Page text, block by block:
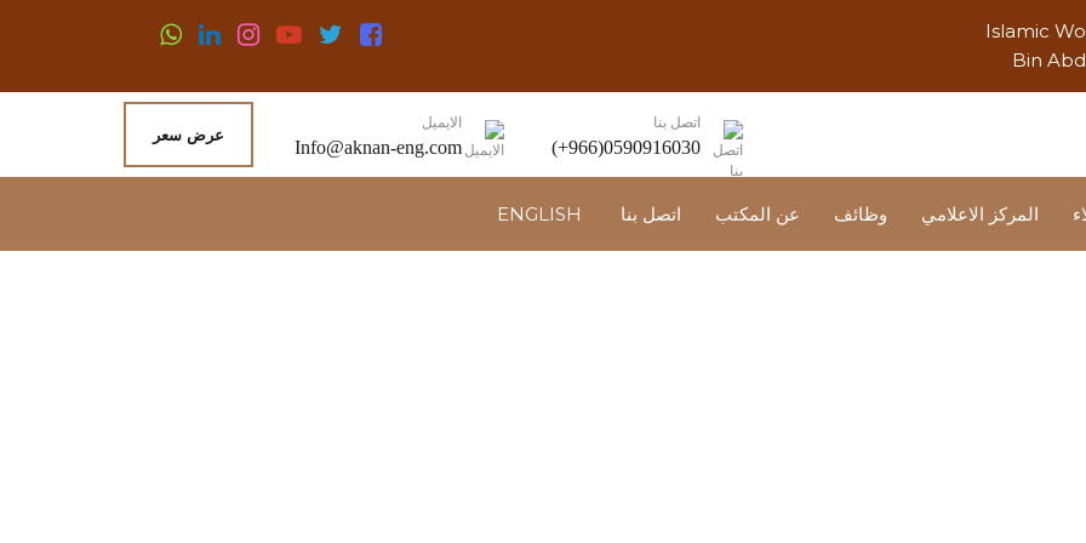
Islamic
Bin
اتصل بنا
(+966)0590916030
الايميل
Info@aknan-eng.com
عرض سعر
المركز الاعلامي وظائف عن المكتب اتصل بنا ENGLISH